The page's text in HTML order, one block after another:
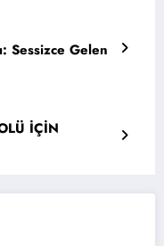
Sessizce Gelen
İÇİN